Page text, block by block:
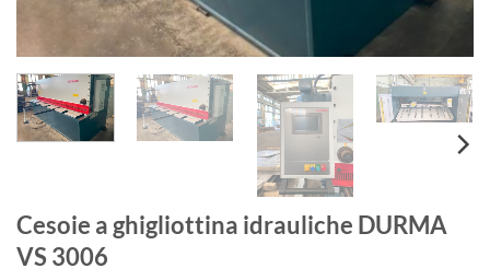
Cesoie a ghigliottina idrauliche DURMA
VS 3006